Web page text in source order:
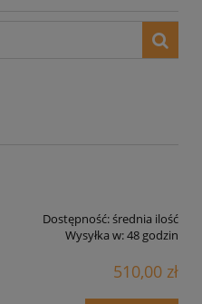
Dostępność:średnia ilość
Wysyłka w:48 godzin
510,00 zł